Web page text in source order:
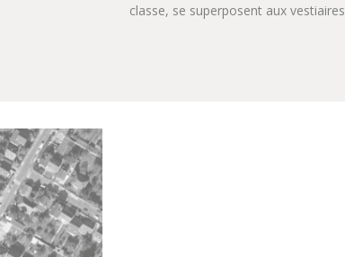
classe, se superposent aux